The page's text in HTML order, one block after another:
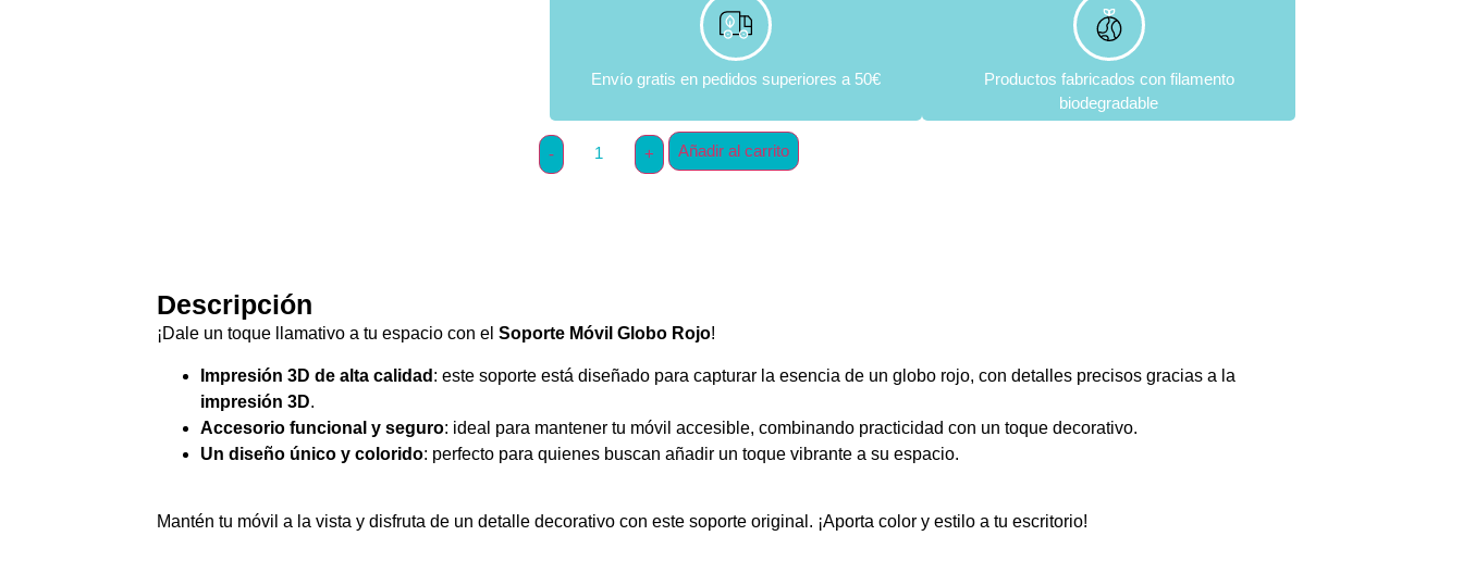
Envío gratis en pedidos superiores a 50€
Productos fabricados con filamento
biodegradable
Añadir al carrito
Descripción
¡Dale un toque llamativo a tu espacio con elSoporte Móvil Globo Rojo!
Impresión 3D de alta calidad : este soporte está diseñado para capturar la esencia de un globo rojo, con detalles precisos gracias a la
impresión 3D.
Accesorio funcional y seguro: ideal para mantener tu móvil accesible, combinando practicidad con un toque decorativo.
Un diseño único y colorido: perfecto para quienes buscan añadir un toque vibrante a su espacio.
Mantén tu móvil a la vista y disfruta de un detalle decorativo con este soporte original. ¡Aporta color y estilo a tu escritorio!